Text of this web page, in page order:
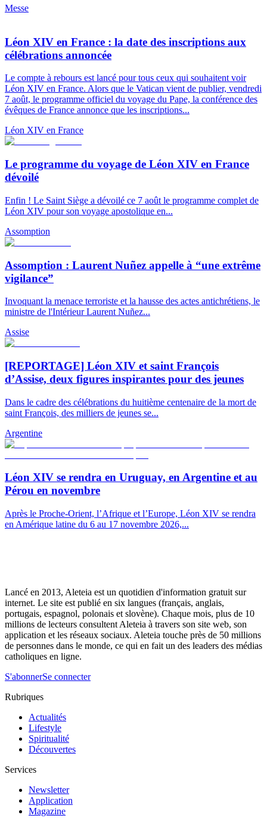
Messe
Léon XIV en France : la date des inscriptions aux
célébrations annoncée
Le compte à rebours est lancé pour tous ceux qui souhaitent voir
Léon XIV en France. Alors que le Vatican vient de publier, vendredi
7 août, le programme officiel du voyage du Pape, la conférence des
évêques de France annonce que les inscriptions...
Léon XIV en France
Le programme du voyage de Léon XIV en France
dévoilé
Enfin ! Le Saint Siège a dévoilé ce 7 août le programme complet de
Léon XIV pour son voyage apostolique en...
Assomption
Assomption : Laurent Nuñez appelle à “une extrême
vigilance”
Invoquant la menace terroriste et la hausse des actes antichrétiens, le
ministre de l'Intérieur Laurent Nuñez...
Assise
[REPORTAGE] Léon XIV et saint François
d’Assise, deux figures inspirantes pour des jeunes
Dans le cadre des célébrations du huitième centenaire de la mort de
saint François, des milliers de jeunes se...
Argentine
Léon XIV se rendra en Uruguay, en Argentine et au
Pérou en novembre
Après le Proche-Orient, l’Afrique et l’Europe, Léon XIV se rendra
en Amérique latine du 6 au 17 novembre 2026,...
Lancé en 2013, Aleteia est un quotidien d'information gratuit sur
internet. Le site est publié en six langues (français, anglais,
portugais, espagnol, polonais et slovène). Chaque mois, plus de 10
millions de lecteurs consultent Aleteia à travers son site web, son
application et les réseaux sociaux. Aleteia touche près de 50 millions
de personnes dans le monde, ce qui en fait un des leaders des médias
catholiques en ligne.
S'abonnerSe connecter
Rubriques
Actualités
Lifestyle
Spiritualité
Découvertes
Services
Newsletter
Application
Magazine